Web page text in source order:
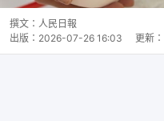
撰文： 人民日報
出版： 2026-07-26 16:03 更新：